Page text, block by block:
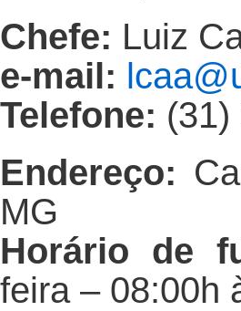
Chefe: Luiz
e-mail:
Telefone: (31)
Endereço:
MG
Horário de
feira – 08:00h